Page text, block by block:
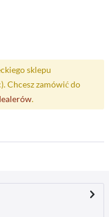
sklepu
Chcesz zamówić do
.